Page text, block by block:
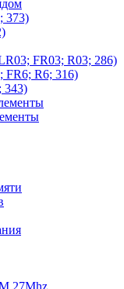
373)
FR03; R03; 286)
FR6; R6; 316)
343)
27Mhz